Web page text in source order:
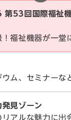
53回国際福祉
！福祉機器が一堂
ウム、セミナーな
見ゾーン
アルな魅力に出